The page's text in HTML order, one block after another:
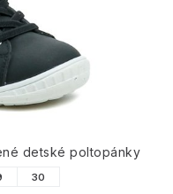
detské poltopánky
30